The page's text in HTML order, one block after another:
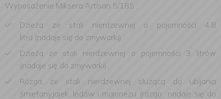
Wyposażenie Miksera Artisan 5/185 :
Dzieża ze stali nierdzewnej o pojemności 4.8
litra (nadaje się do zmywarki).
Dzieża ze stali nierdzewnej o pojemności 3 litrów
(nadaje się do zmywarki).
Rózga ze stali nierdzewnej służącą do ubijania
śmietany,jajek, lodów i majonezu (rózga nadaje się do